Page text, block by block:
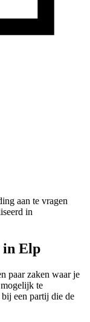
aan te vragen
in
in Elp
paar zaken waar je
te
een partij die de